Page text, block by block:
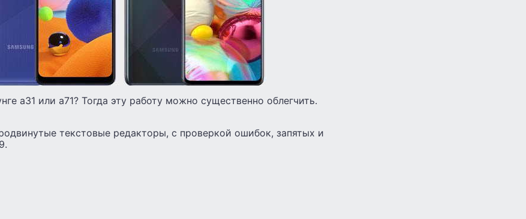
а31 или а71? Тогда эту работу можно существенно облегчить.
текстовые редакторы, с проверкой ошибок, запятых и